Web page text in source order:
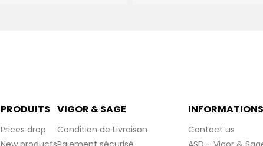
PRODUITS
Prices drop
VIGOR & SAGE
Condition de Livraison
INFORMATIONS
Contact us